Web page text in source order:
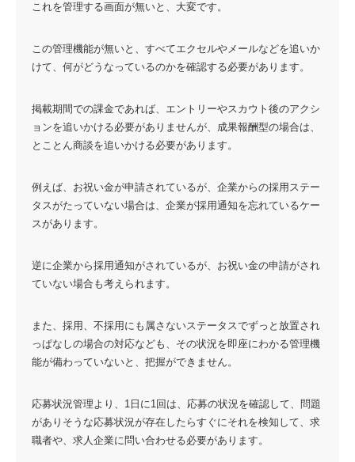
これを管理する画面が無いと、大変です。
この管理機能が無いと、すべてエクセルやメールなどを追いか
けて、何がどうなっているのかを確認する必要があります。
掲載期間での課金であれば、エントリーやスカウト後のアクシ
ョンを追いかける必要がありませんが、成果報酬型の場合は、
とことん商談を追いかける必要があります。
例えば、お祝い金が申請されているが、企業からの採用ステー
タスがたっていない場合は、企業が採用通知を忘れているケー
スがあります。
逆に企業から採用通知がされているが、お祝い金の申請がされ
ていない場合も考えられます。
また、採用、不採用にも属さないステータスでずっと放置され
っぱなしの場合の対応なども、その状況を即座にわかる管理機
能が備わっていないと、把握ができません。
応募状況管理より、1日に1回は、応募の状況を確認して、問題
がありそうな応募状況が存在したらすぐにそれを検知して、求
職者や、求人企業に問い合わせる必要があります。